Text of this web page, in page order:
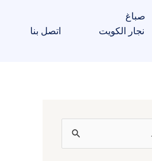
صباغ
نجار الكويت
اتصل بنا